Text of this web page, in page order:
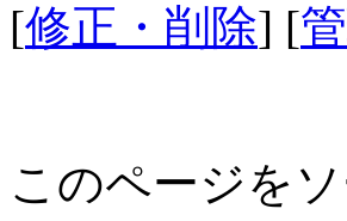
[修正・削除] [
このページを